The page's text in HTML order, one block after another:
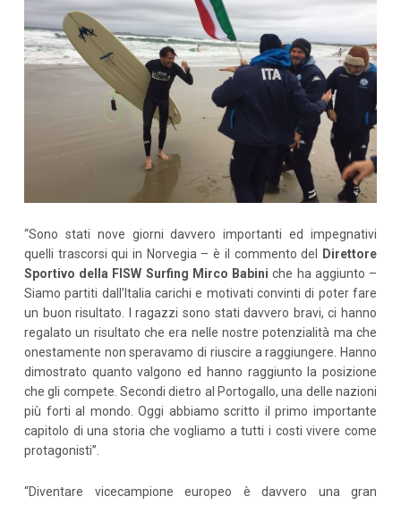
“Sono stati nove giorni davvero importanti ed impegnativi
quelli trascorsi qui in Norvegia – è il commento del
Direttore
Sportivo della FISW Surfing Mirco Babini che ha aggiunto –
Siamo partiti dall’Italia carichi e motivati convinti di poter fare
un buon risultato. I ragazzi sono stati davvero bravi, ci hanno
regalato un risultato che era nelle nostre potenzialità ma che
onestamente non speravamo di riuscire a raggiungere. Hanno
dimostrato quanto valgono ed hanno raggiunto la posizione
che gli compete. Secondi dietro al Portogallo, una delle nazioni
più forti al mondo. Oggi abbiamo scritto il primo importante
capitolo di una storia che vogliamo a tutti i costi vivere come
protagonisti”.
“Diventare vicecampione europeo è davvero una gran